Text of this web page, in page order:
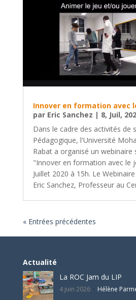
Innover en formation avec
par Eric Sanchez | 8, Juil,
Dans le cadre des activités de
Pédagogique, l'Université
Rabat a organisé un webinaire
"Innover en formation avec le
Juillet 2020 à 15h. Le
Eric Sanchez, Professeur au
« Entrées précédentes
Actualité
La ROC Jam du LIP
4 juin 2026 Hélène